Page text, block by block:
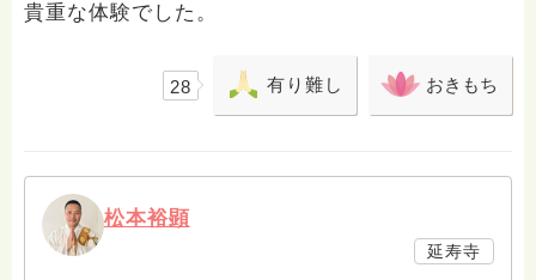
貴重な体験でした。
28 有り難し おきもち
松本裕顕
延寿寺